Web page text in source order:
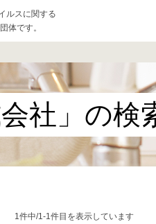
ルスに関する
体です。
会社」の検
1件中/1-1件目を表示しています